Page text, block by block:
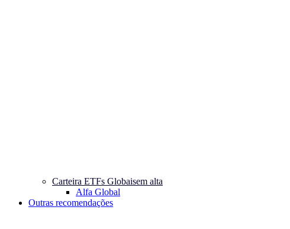
Carteira ETFs Globaisem alta
Alfa Global
Outras recomendações